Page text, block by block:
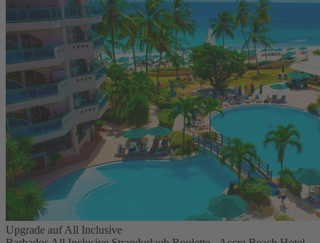
Upgrade auf All Inclusive